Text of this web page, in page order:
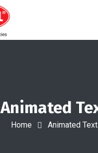
Animated
Home Animated Text